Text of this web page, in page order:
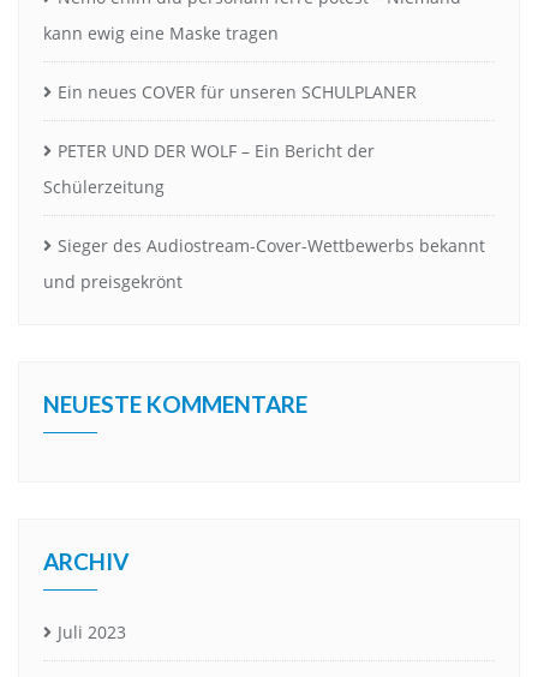
kann ewig eine Maske tragen
Ein neues COVER für unseren SCHULPLANER
PETER UND DER WOLF – Ein Bericht der
Schülerzeitung
Sieger des Audiostream-Cover-Wettbewerbs bekannt
und preisgekrönt
NEUESTE KOMMENTARE
ARCHIV
Juli 2023